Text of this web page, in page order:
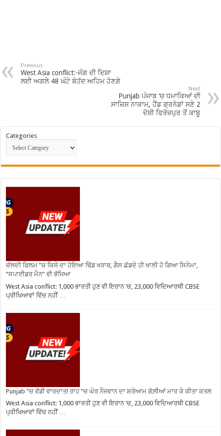
Previous
West Asia conflict:-ਜੰਗ ਦੀ ਦਿਸ਼ਾ
ਲਈ ਅਗਲੇ 48 ਘੰਟੇ ਬੇਹੱਦ ਅਹਿਮ ਹੋਣਗੇ
Next
Punjab ਪੰਜਾਬ ‘ਚ ਧਮਾਕਿਆਂ ਦੀ
ਸਾਜ਼ਿਸ਼ ਨਾਕਾਮ, ਹੈਂਡ ਗ੍ਰਨੇਡਾਂ ਸਣੇ 2
ਦੋਸ਼ੀ ਫਿਰੋਜ਼ਪੁਰ ਤੋਂ ਕਾਬੂ
Categories
ਚੱਲਦੀ ਫਿਲਮ ”ਚ ਕਿਸੇ ਦਾ ਹੋਇਆ ਢਿੱਡ ਖਰਾਬ, ਗੈਸ ਛੱਡਦੇ ਹੀ ਖਾਲੀ ਹੋ ਗਿਆ ਸਿਨੇਮਾ,
”ਸਪਾਈਡਰ ਮੈਨ” ਵੀ ਭੱਜਿਆ
West Asia conflict: 1,000 ਭਾਰਤੀ ਹੁਣ ਵੀ ਇਰਾਨ ’ਚ, 23,000 ਵਿਦਿਆਰਥੀ CBSE
ਪ੍ਰੀਖਿਆਵਾਂ ਵਿੱਚ ਨਹੀਂ …
Punjab ”ਚ ਵੱਡੀ ਵਾਰਦਾਤ! ਰਾਹ ”ਚ ਘੇਰ ਨੌਜਵਾਨ ਦਾ ਸ਼ਰੇਆਮ ਗੋਲ਼ੀਆਂ ਮਾਰ ਕੇ ਕੀਤਾ ਕਤਲ
West Asia conflict: 1,000 ਭਾਰਤੀ ਹੁਣ ਵੀ ਇਰਾਨ ’ਚ, 23,000 ਵਿਦਿਆਰਥੀ CBSE
ਪ੍ਰੀਖਿਆਵਾਂ ਵਿੱਚ ਨਹੀਂ …